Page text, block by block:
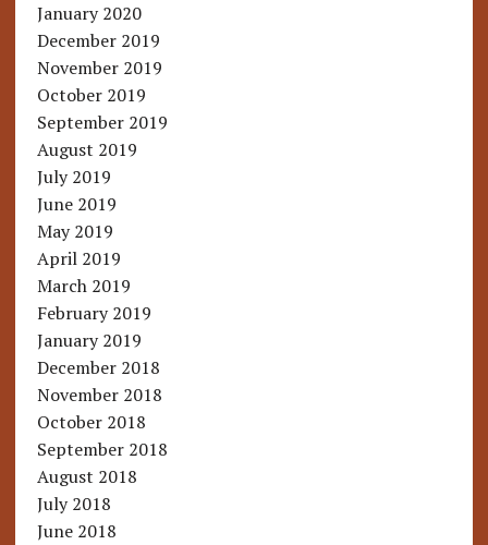
January 2020
December 2019
November 2019
October 2019
September 2019
August 2019
July 2019
June 2019
May 2019
April 2019
March 2019
February 2019
January 2019
December 2018
November 2018
October 2018
September 2018
August 2018
July 2018
June 2018